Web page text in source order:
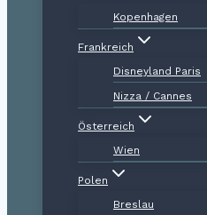
Kopenhagen
Frankreich
Disneyland Paris
Nizza / Cannes
Österreich
Wien
Polen
Breslau